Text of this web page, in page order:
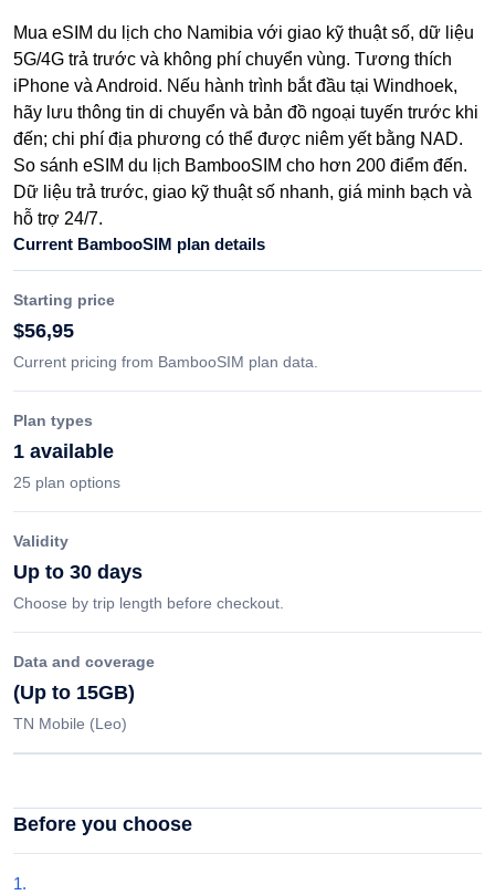
Mua eSIM du lịch cho Namibia với giao kỹ thuật số, dữ liệu
5G/4G trả trước và không phí chuyển vùng. Tương thích
iPhone và Android. Nếu hành trình bắt đầu tại Windhoek,
hãy lưu thông tin di chuyển và bản đồ ngoại tuyến trước khi
đến; chi phí địa phương có thể được niêm yết bằng NAD.
So sánh eSIM du lịch BambooSIM cho hơn 200 điểm đến.
Dữ liệu trả trước, giao kỹ thuật số nhanh, giá minh bạch và
hỗ trợ 24/7.
Current BambooSIM plan details
Starting price
$56,95
Current pricing from BambooSIM plan data.
Plan types
1 available
25 plan options
Validity
Up to 30 days
Choose by trip length before checkout.
Data and coverage
(Up to 15GB)
TN Mobile (Leo)
Before you choose
1.